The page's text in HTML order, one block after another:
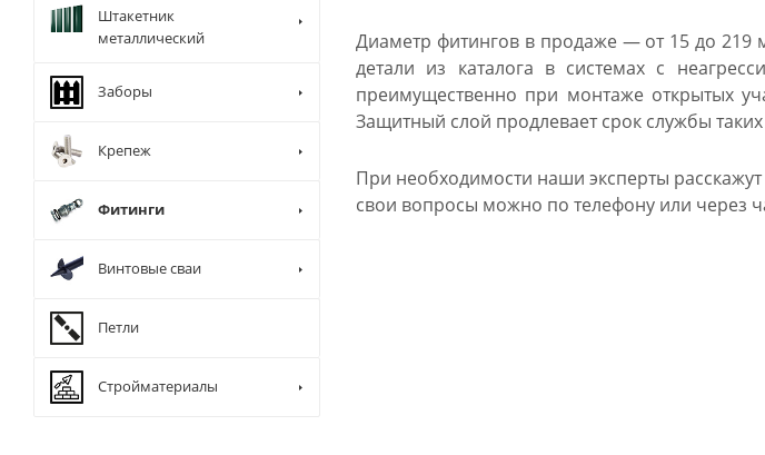
Диаметр фитингов в продаже — от 15 до 219
детали из каталога в системах с
преимущественно при монтаже открытых
Защитный слой продлевает срок службы
При необходимости наши эксперты расскажут
свои вопросы можно по телефону или через
Штакетник
металлический
Заборы
Крепеж
Фитинги
Винтовые сваи
Петли
Стройматериалы